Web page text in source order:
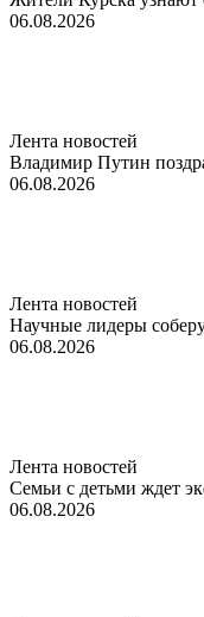
06.08.2026
Лента новостей
Владимир Путин
06.08.2026
Лента новостей
Научные лидеры
06.08.2026
Лента новостей
Семьи с детьми ждет
06.08.2026